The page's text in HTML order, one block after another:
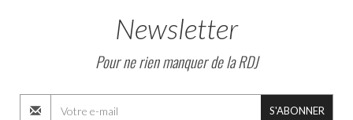
Newsletter
Pour ne rien manquer de la RDJ
S'ABONNER